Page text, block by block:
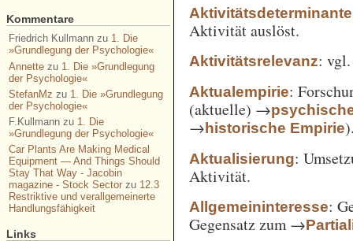
Aktivitätsdeterminante
Aktivität auslöst.
Aktivitätsrelevanz:
Aktualempirie:
(aktuelle) →
→historische Empirie
Aktualisierung:
Aktivität.
Allgemeininteresse:
Gegensatz zum →
Kommentare
Friedrich Kullmannzu 1. Die
»Grundlegung der Psychologie«
Annettezu 1. Die »Grundlegung
der Psychologie«
StefanMz zu 1. Die »Grundlegung
der Psychologie«
F.Kullmannzu 1. Die
»Grundlegung der Psychologie«
Car Plants Are Making Medical
Equipment — And Things Should
Stay That Way - Jacobin
magazine - Stock Sectorzu 12.3
Restriktive und verallgemeinerte
Handlungsfähigkeit
Links